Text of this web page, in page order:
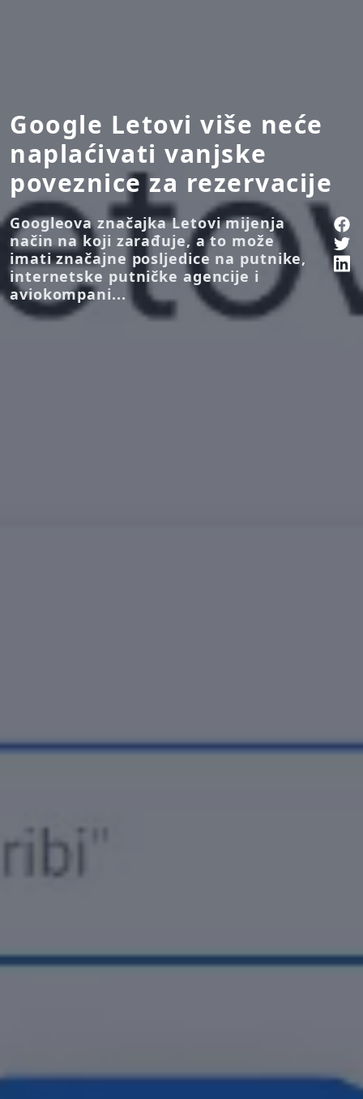
Google Letovi više neće
naplaćivati vanjske
poveznice za rezervacije
Googleova značajka Letovi mijenja
način na koji zarađuje, a to može
imati značajne posljedice na putnike,
internetske putničke agencije i
aviokompani...